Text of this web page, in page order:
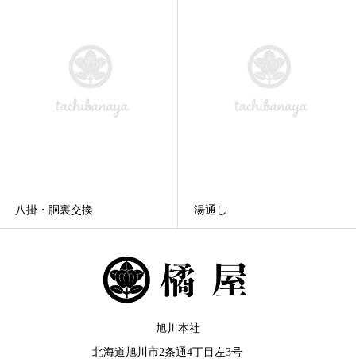
八掛・胴裏交換 湯通し
旭川本社
北海道旭川市2条通4丁目左3号